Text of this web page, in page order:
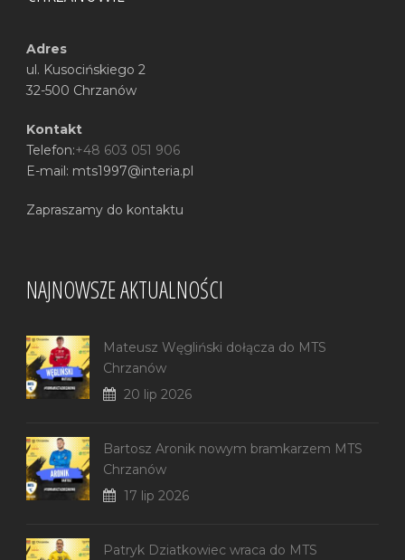
Adres
ul. Kusocińskiego 2
32-500 Chrzanów
Kontakt
Telefon:+48 603 051 906
E-mail: mts1997@interia.pl
Zapraszamy do kontaktu
NAJNOWSZE AKTUALNOŚCI
Mateusz Węgliński dołącza do MTS
Chrzanów
20 lip 2026
Bartosz Aronik nowym bramkarzem MTS
Chrzanów
17 lip 2026
Patryk Dziatkowiec wraca do MTS